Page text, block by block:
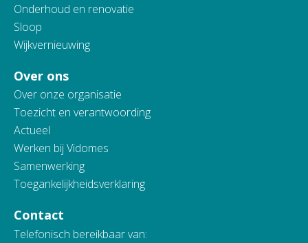
Onderhoud en renovatie
Sloop
Wijkvernieuwing
Over ons
Over onze organisatie
Toezicht en verantwoording
Actueel
Werken bij Vidomes
Samenwerking
Toegankelijkheidsverklaring
Contact
Telefonisch bereikbaar van: